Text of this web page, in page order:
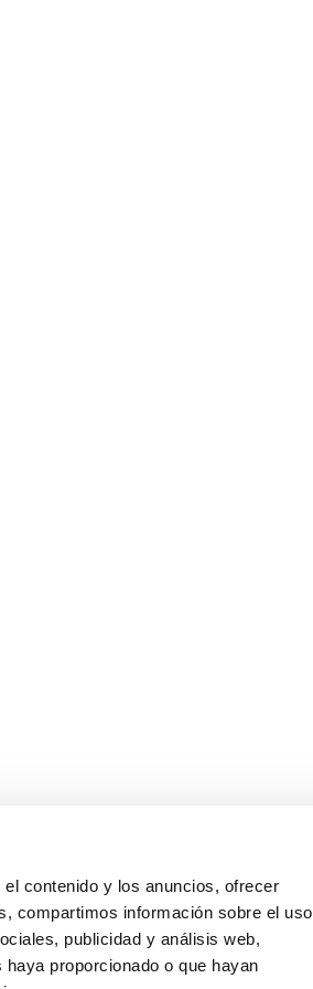
contenido y los anuncios, ofrecer
compartimos información sobre el uso
publicidad y análisis web,
proporcionado o que hayan